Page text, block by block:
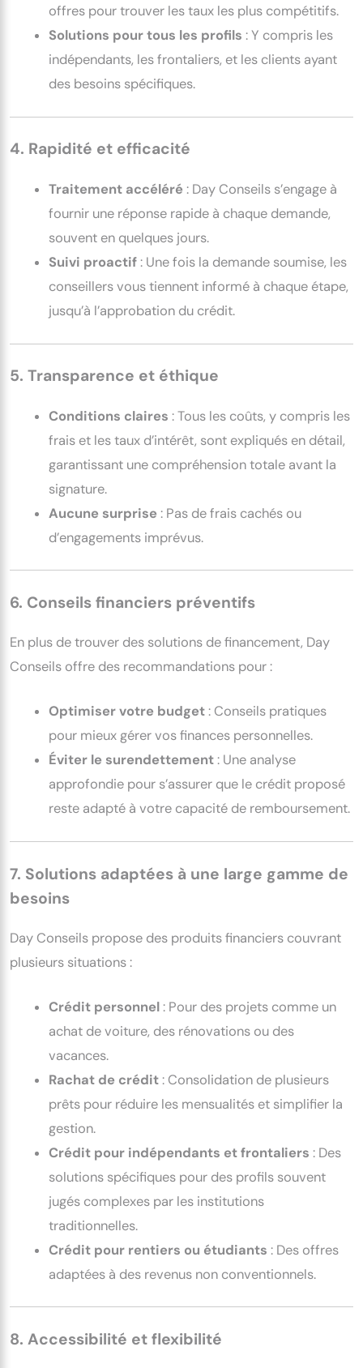
offres pour trouver les taux les plus compétitifs.
Solutions pour tous les profils : Y compris les
indépendants, les frontaliers, et les clients ayant
des besoins spécifiques.
4. Rapidité et efficacité
Traitement accéléré : Day Conseils s’engage à
fournir une réponse rapide à chaque demande,
souvent en quelques jours.
Suivi proactif : Une fois la demande soumise, les
conseillers vous tiennent informé à chaque étape,
jusqu’à l’approbation du crédit.
5. Transparence et éthique
Conditions claires : Tous les coûts, y compris les
frais et les taux d’intérêt, sont expliqués en détail,
garantissant une compréhension totale avant la
signature.
Aucune surprise : Pas de frais cachés ou
d’engagements imprévus.
6. Conseils financiers préventifs
En plus de trouver des solutions de financement, Day
Conseils offre des recommandations pour :
Optimiser votre budget : Conseils pratiques
pour mieux gérer vos finances personnelles.
Éviter le surendettement : Une analyse
approfondie pour s’assurer que le crédit proposé
reste adapté à votre capacité de remboursement.
7. Solutions adaptées à une large gamme de
besoins
Day Conseils propose des produits financiers couvrant
plusieurs situations :
Crédit personnel : Pour des projets comme un
achat de voiture, des rénovations ou des
vacances.
Rachat de crédit : Consolidation de plusieurs
prêts pour réduire les mensualités et simplifier la
gestion.
Crédit pour indépendants et frontaliers : Des
solutions spécifiques pour des profils souvent
jugés complexes par les institutions
traditionnelles.
Crédit pour rentiers ou étudiants : Des offres
adaptées à des revenus non conventionnels.
8. Accessibilité et flexibilité